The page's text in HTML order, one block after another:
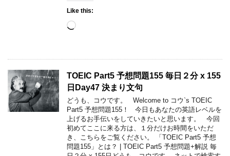
Like this:
Loading…
TOEIC Part5 予想問題155 毎日２分 x 155
日Day47 決まり文句
どうも、コウです。 Welcome to コウ`s TOEIC
Part5 予想問題155！ 今日もあなたの英語レベルを
上げるお手伝いをしていきたいと思います。 今回
初めてここに来る方は、１分だけお時間をいただ
き、こちらをご覧ください。 「TOEIC Part5 予想
問題155」とは？ | TOEIC Part5 予想問題+解説 毎